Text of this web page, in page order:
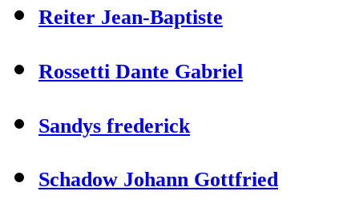
Reiter Jean-Baptiste
Rossetti Dante Gabriel
Sandys frederick
Schadow Johann Gottfried